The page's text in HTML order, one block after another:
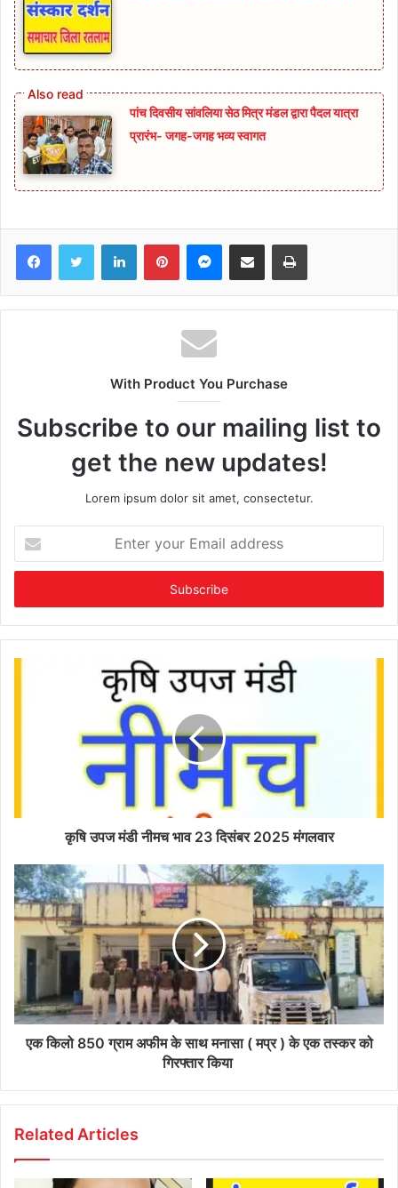
पांच दिवसीय सांवलिया सेठ मित्र मंडल द्वारा पैदल यात्रा
प्रारंभ- जगह-जगह भव्य स्वागत
FacebookTwitter LinkedInPinterestMessenger
Share via Email Print
With Product You Purchase
Subscribe to our mailing list to
get the new updates!
Lorem ipsum dolor sit amet, consectetur.
your
Email
कृषि उपज मंडी नीमच भाव 23 दिसंबर 2025 मंगलवार
एक किलो 850 ग्राम अफीम के साथ मनासा ( मप्र ) के एक तस्कर को
गिरफ्तार किया
Related Articles